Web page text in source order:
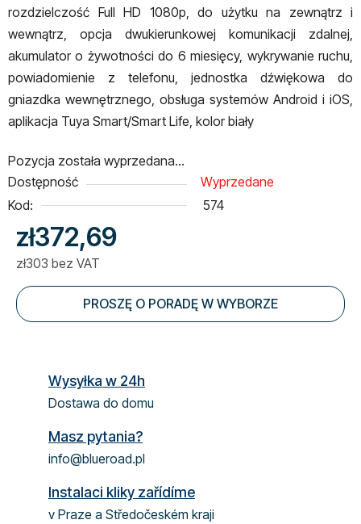
rozdzielczość Full HD 1080p, do użytku na zewnątrz i
wewnątrz, opcja dwukierunkowej komunikacji zdalnej,
akumulator o żywotności do 6 miesięcy, wykrywanie ruchu,
powiadomienie z telefonu, jednostka dźwiękowa do
gniazdka wewnętrznego, obsługa systemów Android i iOS,
aplikacja Tuya Smart/Smart Life, kolor biały
Pozycja została wyprzedana…
Dostępność
Wyprzedane
Kod:
574
zł372,69
zł303 bez VAT
Cena jednostkowa:
PROSZĘ O PORADĘ W WYBORZE
Wysyłka w 24h
Dostawa do domu
Masz pytania?
info@blueroad.pl
Instalaci kliky zařídíme
v Praze a Středočeském kraji